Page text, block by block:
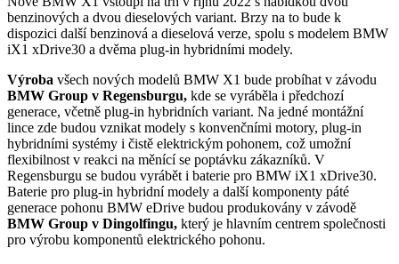
benzinových a dvou dieselových variant. Brzy na to bude k
dispozici další benzinová a dieselová verze, spolu s modelem BMW
iX1 xDrive30 a dvěma plug-in hybridními modely.
Výroba všech nových modelů BMW X1 bude probíhat v závodu
BMW Group v Regensburgu, kde se vyráběla i předchozí
generace, včetně plug-in hybridních variant. Na jedné montážní
lince zde budou vznikat modely s konvenčními motory, plug-in
hybridními systémy i čistě elektrickým pohonem, což umožní
flexibilnost v reakci na měnící se poptávku zákazníků. V
Regensburgu se budou vyrábět i baterie pro BMW iX1 xDrive30.
Baterie pro plug-in hybridní modely a další komponenty páté
generace pohonu BMW eDrive budou produkovány v závodě
BMW Group v Dingolfingu, který je hlavním centrem společnosti
pro výrobu komponentů elektrického pohonu.